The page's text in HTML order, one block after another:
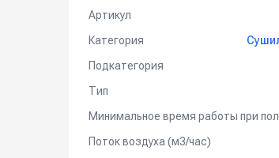
Артикул
Категория
Подкатегория
Тип
Поток воздуха (м3/час)